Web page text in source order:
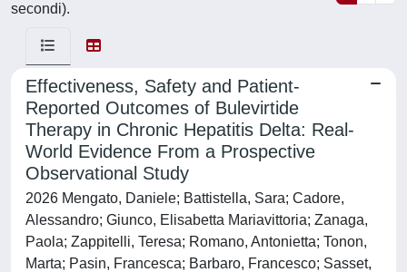
secondi).
Effectiveness, Safety and Patient-
Reported Outcomes of Bulevirtide
Therapy in Chronic Hepatitis Delta: Real-
World Evidence From a Prospective
Observational Study
2026 Mengato, Daniele; Battistella, Sara; Cadore,
Alessandro; Giunco, Elisabetta Mariavittoria; Zanaga,
Paola; Zappitelli, Teresa; Romano, Antonietta; Tonon,
Marta; Pasin, Francesca; Barbaro, Francesco; Sasset,